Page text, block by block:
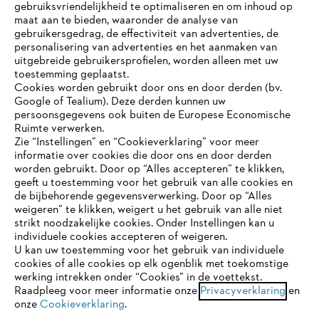
Bedrijf
STIHL FAQ
Contact
Gegevensbescherming Impressum
JE BROWSER WORDT NIET
ONDERSTEUND
Je gebruikt een browser die we nog niet ondersteunen. Om
onze website optimaal te kunnen gebruiken, raden we aan dat
je overschakelt op één van de volgende browsers:
firefox
gebruiksvriendelijkheid te optimaliseren en om inhoud op
maat aan te bieden, waaronder de analyse van
gebruikersgedrag, de effectiviteit van advertenties, de
personalisering van advertenties en het aanmaken van
uitgebreide gebruikersprofielen, worden alleen met uw
toestemming geplaatst.
Cookies worden gebruikt door ons en door derden (bv.
Google of Tealium). Deze derden kunnen uw
persoonsgegevens ook buiten de Europese Economische
Ruimte verwerken.
Zie “Instellingen” en “Cookieverklaring” voor meer
informatie over cookies die door ons en door derden
worden gebruikt. Door op “Alles accepteren” te klikken,
geeft u toestemming voor het gebruik van alle cookies en
de bijbehorende gegevensverwerking. Door op “Alles
weigeren” te klikken, weigert u het gebruik van alle niet
strikt noodzakelijke cookies. Onder Instellingen kan u
individuele cookies accepteren of weigeren.
U kan uw toestemming voor het gebruik van individuele
cookies of alle cookies op elk ogenblik met toekomstige
werking intrekken onder “Cookies” in de voettekst.
Raadpleeg voor meer informatie onze Privacyverklaring en
onze Cookieverklaring.